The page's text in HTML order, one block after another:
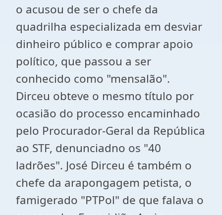
o acusou de ser o chefe da
quadrilha especializada em desviar
dinheiro público e comprar apoio
político, que passou a ser
conhecido como "mensalão".
Dirceu obteve o mesmo título por
ocasião do processo encaminhado
pelo Procurador-Geral da República
ao STF, denunciadno os "40
ladrões". José Dirceu é também o
chefe da arapongagem petista, o
famigerado "PTPol" de que falava o